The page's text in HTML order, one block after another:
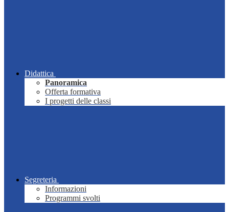
Didattica
Panoramica
Offerta formativa
I progetti delle classi
Segreteria
Informazioni
Programmi svolti